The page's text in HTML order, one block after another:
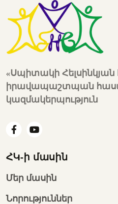
«Սպիտակի Հելսինկյան
իրավապաշտպան
կազմակերպություն
ՀԿ-ի մասին
Մեր մասին
Նորություններ